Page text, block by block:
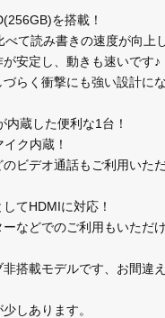
を搭載！
べて読み書きの速度が向上
安定し、動きも速いです♪
らく衝撃にも強い設計に
内蔵した便利な1台！
ク内蔵！
ビデオ通話もご利用いた
てHDMIに対応！
などでのご利用もいただ
搭載モデルです、お間違
しあります。